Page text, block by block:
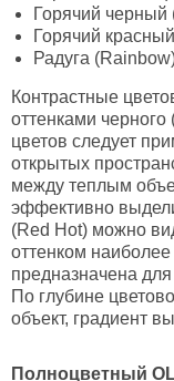
Горячий черный
Горячий
Радуга
Контрастные
оттенками
цветов следует
открытых
между теплым
эффективно
(Red Hot) можно
оттенком
предназначена
По глубине
объект, градиент
Полноцветный